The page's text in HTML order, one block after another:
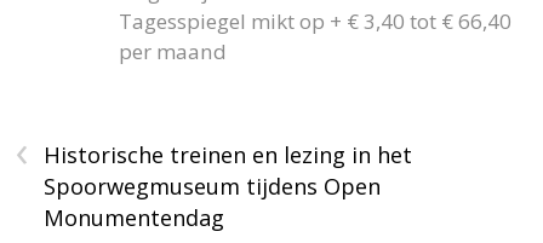
Tagesspiegel mikt op + € 3,40 tot € 66,40
per maand
‹
Historische treinen en lezing in het
Spoorwegmuseum tijdens Open
Monumentendag